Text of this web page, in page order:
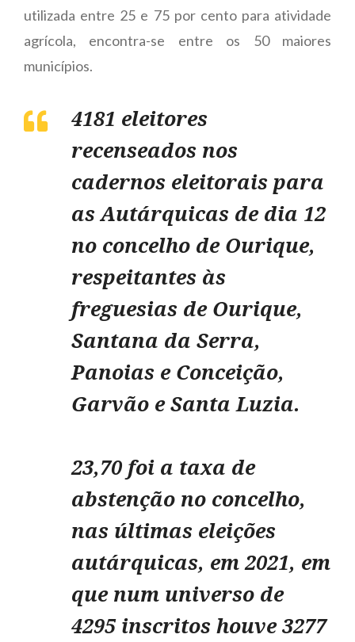
utilizada entre 25 e 75 por cento para atividade
agrícola, encontra-se entre os 50 maiores
municípios.
4181 eleitores
recenseados nos
cadernos eleitorais para
as Autárquicas de dia 12
no concelho de Ourique,
respeitantes às
freguesias de Ourique,
Santana da Serra,
Panoias e Conceição,
Garvão e Santa Luzia.
23,70 foi a taxa de
abstenção no concelho,
nas últimas eleições
autárquicas, em 2021, em
que num universo de
4295 inscritos houve 3277